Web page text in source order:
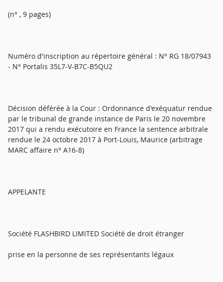
(n° , 9 pages)
Numéro d'inscription au répertoire général : N° RG 18/07943
- N° Portalis 35L7-V-B7C-B5QU2
Décision déférée à la Cour : Ordonnance d'exéquatur rendue
par le tribunal de grande instance de Paris le 20 novembre
2017 qui a rendu exécutoire en France la sentence arbitrale
rendue le 24 octobre 2017 à Port-Louis, Maurice (arbitrage
MARC affaire n° A16-8)
APPELANTE
Société FLASHBIRD LIMITED Société de droit étranger
prise en la personne de ses représentants légaux